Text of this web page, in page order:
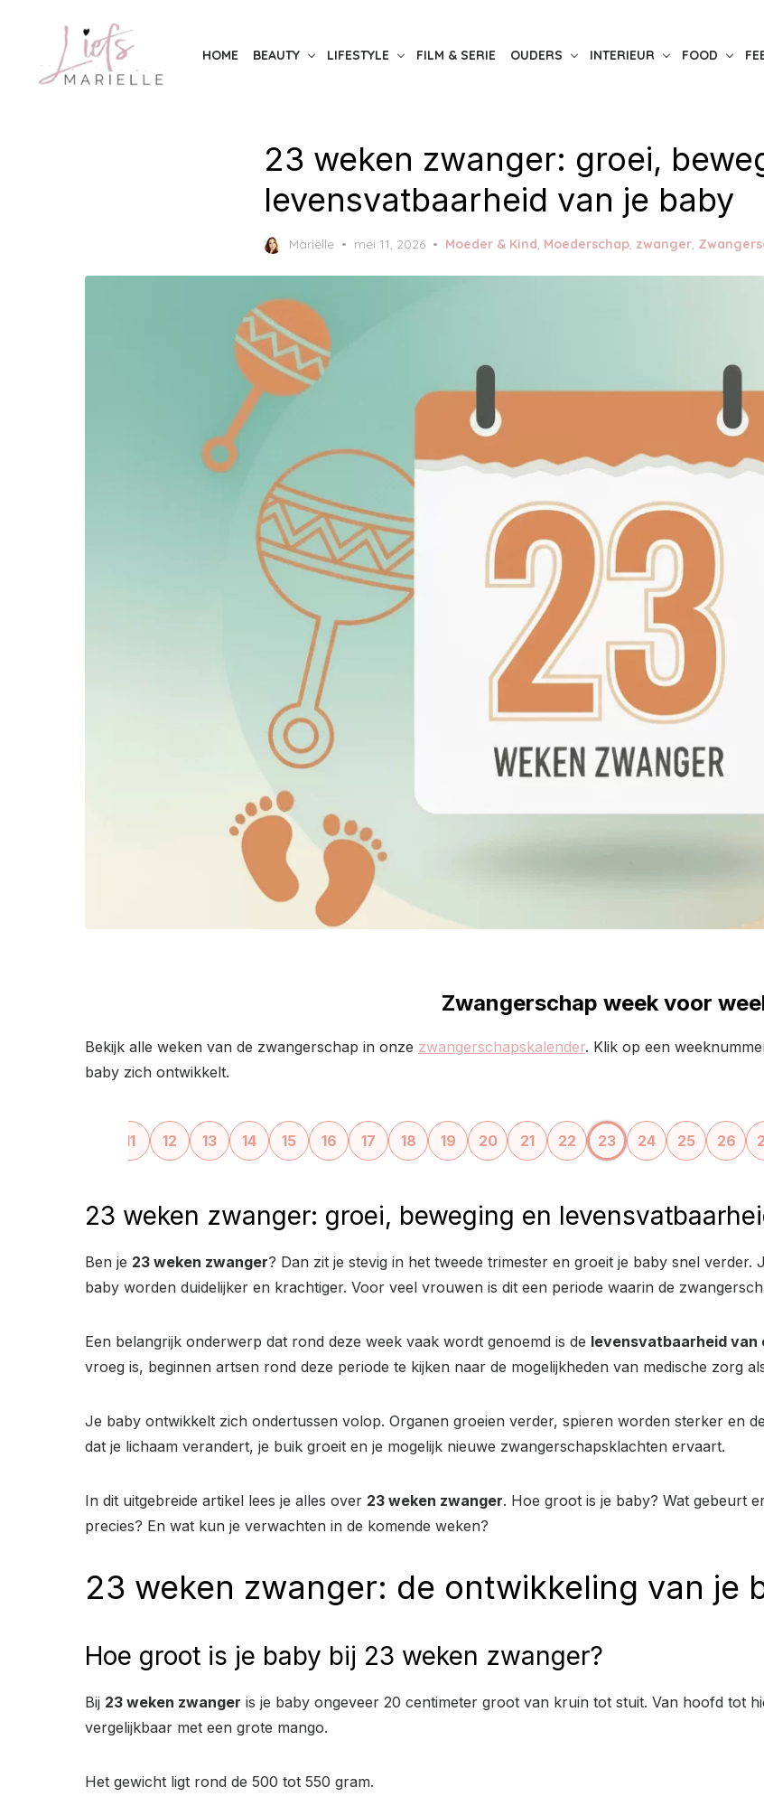
content
HOME BEAUTY LIFESTYLE FILM & SERIE OUDERS INTERIEUR FOOD
23 weken zwanger: groei,
levensvatbaarheid van je baby
Mariëlle
Posted
mei 11, 2026 Moeder & Kind Moederschap zwanger
Zwangerschap week voor
Bekijk alle weken van de zwangerschap in onze zwangerschapskalender. Klik op een
baby zich ontwikkelt.
11 12 13 14 15 16 17 18 19 20 21 22 23 24 25 26
23 weken zwanger: groei, beweging en
Ben je 23 weken zwanger? Dan zit je stevig in het tweede trimester en groeit je baby snel
baby worden duidelijker en krachtiger. Voor veel vrouwen is dit een periode waarin de
Een belangrijk onderwerp dat rond deze week vaak wordt genoemd is de levensvatbaarheid van
vroeg is, beginnen artsen rond deze periode te kijken naar de mogelijkheden van medische zorg
Je baby ontwikkelt zich ondertussen volop. Organen groeien verder, spieren worden sterker en
dat je lichaam verandert, je buik groeit en je mogelijk nieuwe zwangerschapsklachten ervaart.
In dit uitgebreide artikel lees je alles over 23 weken zwanger. Hoe groot is je baby? Wat gebeurt
precies? En wat kun je verwachten in de komende weken?
23 weken zwanger: de ontwikkeling van je
Hoe groot is je baby bij 23 weken zwanger?
Bij 23 weken zwanger is je baby ongeveer 20 centimeter groot van kruin tot stuit. Van hoofd tot
vergelijkbaar met een grote mango.
Het gewicht ligt rond de 500 tot 550 gram.